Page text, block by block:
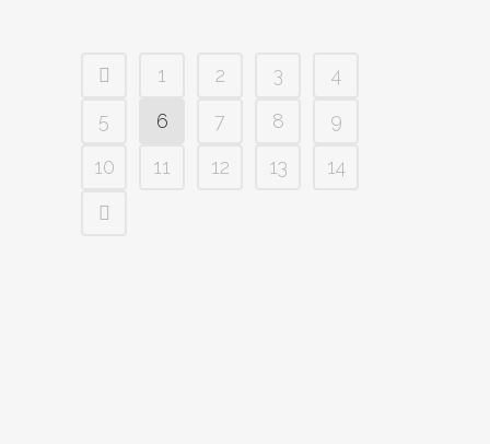
1 2 3
4
5
6 7 8
9
10
11 12 13 14